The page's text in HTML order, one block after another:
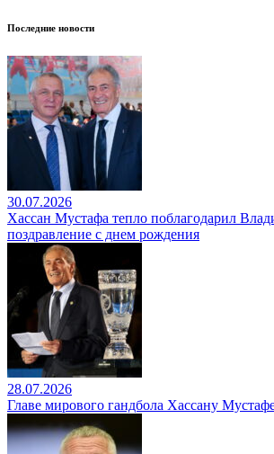
Последние новости
30.07.2026
Хассан Мустафа тепло поблагодарил
поздравление с днем рождения
28.07.2026
Главе мирового гандбола Хассану